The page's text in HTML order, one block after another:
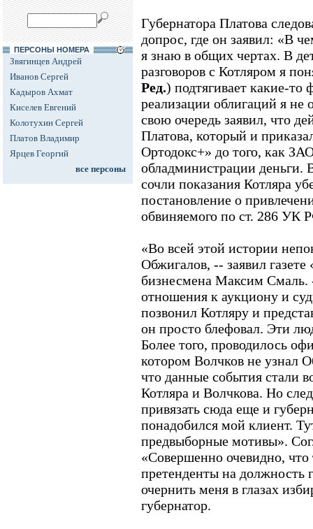
ПЕРСОНЫ НОМЕРА
Звягинцев Андрей
Иванов Сергей
Кадыров Ахмат
Киселев Евгений
Колотухин Сергей
Платов Владимир
Ярцев Георгий
все персоны
Губернатора Платова
допрос, где он заявил: «В
я знаю в общих чертах. В
разговоров с Котляром я
Ред.) подтягивает какие-
реализации облигаций я не
свою очередь заявил, что
Платова, который и
Ортодокс+» до того, как
обладминистрации деньги.
сочли показания Котляра
постановление о
обвиняемого по ст. 286
«Во всей этой истории
Обжигалов, -- заявил
бизнесмена Максим Смаль.
отношения к аукциону и
позвонил Котляру и
он просто блефовал. Эти
Более того, проводилось
котором Волчков не узнал
что данные события стали
Котляра и Волчкова. Но
привязать сюда еще и
понадобился мой клиент.
предвыборные мотивы».
«Совершенно очевидно,
претенденты на должность
очернить меня в глазах
губернатор.